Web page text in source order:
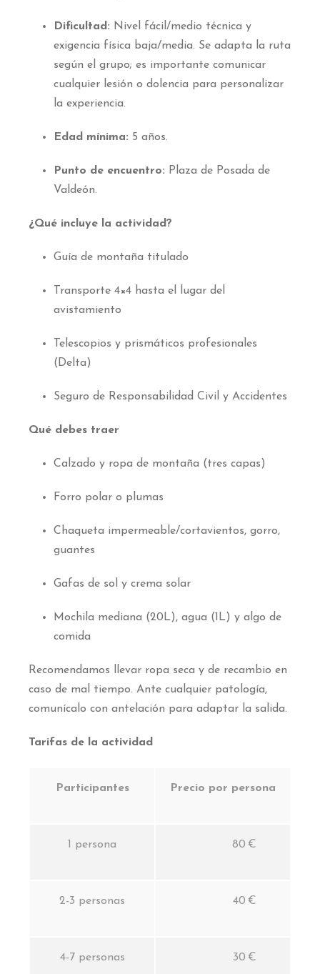
Dificultad: Nivel fácil/medio técnica y
exigencia física baja/media. Se adapta la ruta
según el grupo; es importante comunicar
cualquier lesión o dolencia para personalizar
la experiencia.
Edad mínima: 5 años.
Punto de encuentro: Plaza de Posada de
Valdeón.
¿Qué incluye la actividad?
Guía de montaña titulado
Transporte 4×4 hasta el lugar del
avistamiento
Telescopios y prismáticos profesionales
(Delta)
Seguro de Responsabilidad Civil y Accidentes
Qué debes traer
Calzado y ropa de montaña (tres capas)
Forro polar o plumas
Chaqueta impermeable/cortavientos, gorro,
guantes
Gafas de sol y crema solar
Mochila mediana (20L), agua (1L) y algo de
comida
Recomendamos llevar ropa seca y de recambio en
caso de mal tiempo. Ante cualquier patología,
comunícalo con antelación para adaptar la salida.
Tarifas de la actividad
Participantes Precio por persona
1 persona 80 €
2-3 personas 40 €
4-7 personas 30 €